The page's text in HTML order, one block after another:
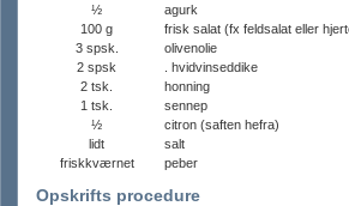
½
agurk
100 g
frisk salat (fx feldsalat eller
3 spsk.
olivenolie
2 spsk
. hvidvinseddike
2 tsk.
honning
1 tsk.
sennep
½
citron (saften hefra)
lidt
salt
friskkværnet
peber
Opskrifts procedure